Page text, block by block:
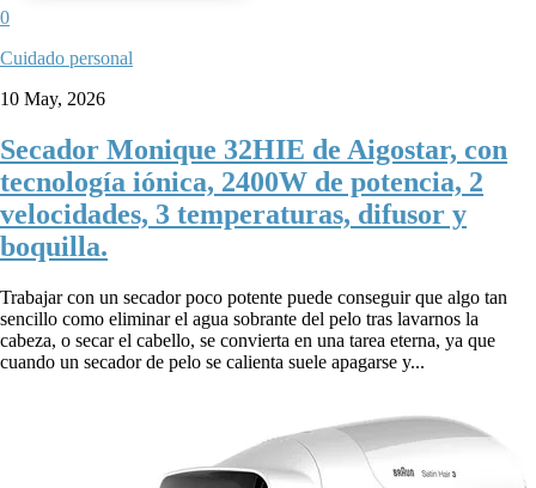
0
Cuidado personal
10 May, 2026
Secador Monique 32HIE de Aigostar, con
tecnología iónica, 2400W de potencia, 2
velocidades, 3 temperaturas, difusor y
boquilla.
Trabajar con un secador poco potente puede conseguir que algo tan
sencillo como eliminar el agua sobrante del pelo tras lavarnos la
cabeza, o secar el cabello, se convierta en una tarea eterna, ya que
cuando un secador de pelo se calienta suele apagarse y...